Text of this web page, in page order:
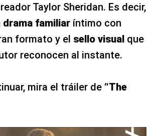
Taylor Sheridan. Es decir,
drama familiar íntimo con
formato y el sello visual que
reconocen al instante.
mira el tráiler de “The